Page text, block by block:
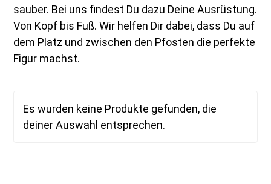
sauber. Bei uns findest Du dazu Deine Ausrüstung.
Von Kopf bis Fuß. Wir helfen Dir dabei, dass Du auf
dem Platz und zwischen den Pfosten die perfekte
Figur machst.
Es wurden keine Produkte gefunden, die
deiner Auswahl entsprechen.